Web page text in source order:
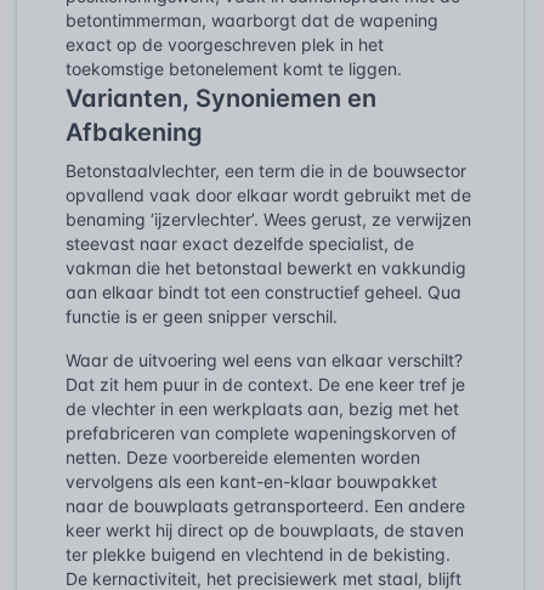
betontimmerman, waarborgt dat de wapening
exact op de voorgeschreven plek in het
toekomstige betonelement komt te liggen.
Varianten, Synoniemen en
Afbakening
Betonstaalvlechter, een term die in de bouwsector
opvallend vaak door elkaar wordt gebruikt met de
benaming ‘ijzervlechter’. Wees gerust, ze verwijzen
steevast naar exact dezelfde specialist, de
vakman die het betonstaal bewerkt en vakkundig
aan elkaar bindt tot een constructief geheel. Qua
functie is er geen snipper verschil.
Waar de uitvoering wel eens van elkaar verschilt?
Dat zit hem puur in de context. De ene keer tref je
de vlechter in een werkplaats aan, bezig met het
prefabriceren van complete wapeningskorven of
netten. Deze voorbereide elementen worden
vervolgens als een kant-en-klaar bouwpakket
naar de bouwplaats getransporteerd. Een andere
keer werkt hij direct op de bouwplaats, de staven
ter plekke buigend en vlechtend in de bekisting.
De kernactiviteit, het precisiewerk met staal, blijft